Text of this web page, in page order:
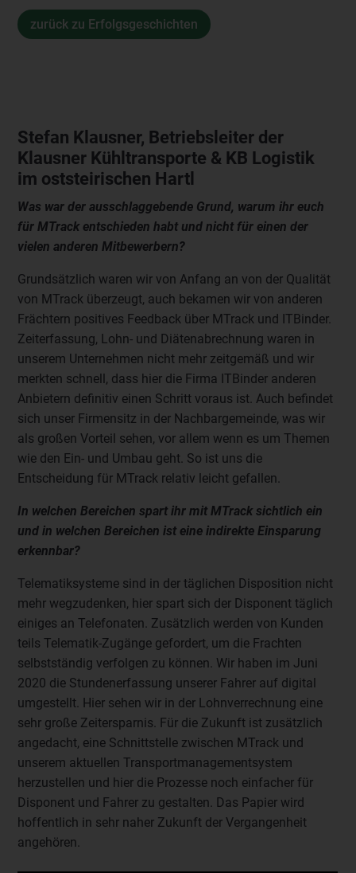
zurück zu Erfolgsgeschichten
Stefan Klausner, Betriebsleiter der
Klausner Kühltransporte & KB Logistik
im oststeirischen Hartl
Was war der ausschlaggebende Grund, warum ihr euch
für MTrack entschieden habt und nicht für einen der
vielen anderen Mitbewerbern?
Grundsätzlich waren wir von Anfang an von der Qualität
von MTrack überzeugt, auch bekamen wir von anderen
Frächtern positives Feedback über MTrack und ITBinder.
Zeiterfassung, Lohn- und Diätenabrechnung waren in
unserem Unternehmen nicht mehr zeitgemäß und wir
merkten schnell, dass hier die Firma ITBinder anderen
Anbietern definitiv einen Schritt voraus ist. Auch befindet
sich unser Firmensitz in der Nachbargemeinde, was wir
als großen Vorteil sehen, vor allem wenn es um Themen
wie den Ein- und Umbau geht. So ist uns die
Entscheidung für MTrack relativ leicht gefallen.
In welchen Bereichen spart ihr mit MTrack sichtlich ein
und in welchen Bereichen ist eine indirekte Einsparung
erkennbar?
Telematiksysteme sind in der täglichen Disposition nicht
mehr wegzudenken, hier spart sich der Disponent täglich
einiges an Telefonaten. Zusätzlich werden von Kunden
teils Telematik-Zugänge gefordert, um die Frachten
selbstständig verfolgen zu können. Wir haben im Juni
2020 die Stundenerfassung unserer Fahrer auf digital
umgestellt. Hier sehen wir in der Lohnverrechnung eine
sehr große Zeitersparnis. Für die Zukunft ist zusätzlich
angedacht, eine Schnittstelle zwischen MTrack und
unserem aktuellen Transportmanagementsystem
herzustellen und hier die Prozesse noch einfacher für
Disponent und Fahrer zu gestalten. Das Papier wird
hoffentlich in sehr naher Zukunft der Vergangenheit
angehören.